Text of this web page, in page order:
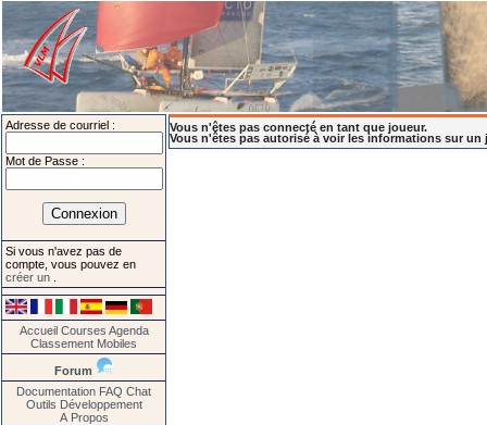
Adresse de courriel :
Mot de Passe :
Si vous n'avez pas de
compte, vous pouvez en
créer un
Accueil Courses Agenda
Classement Mobiles
Forum
Documentation FAQ Chat
Outils Développement
A Propos
Vous n'êtes pas connecté en tant que joueur.
Vous n'êtes pas autorisé à voir les informations sur un